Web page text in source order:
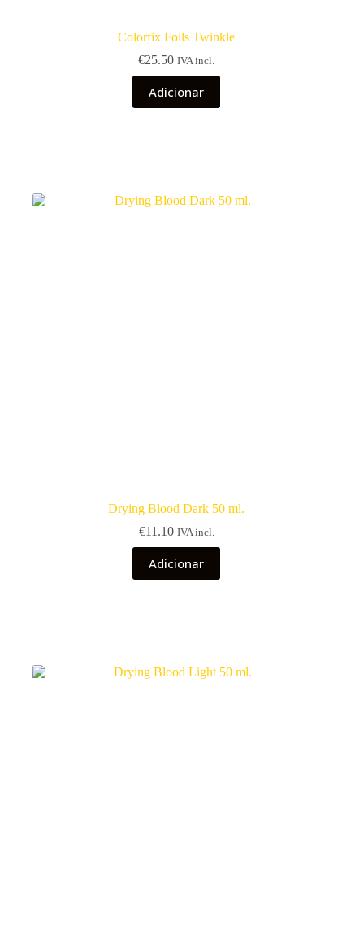
Colorfix Foils Twinkle
€25.50 IVA incl.
Adicionar
Drying Blood Dark 50 ml.
€11.10 IVA incl.
Adicionar